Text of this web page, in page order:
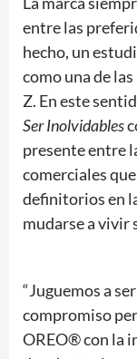
entre las
hecho, un
como una de
Z. En este
Ser Inolvidables
presente entre
comerciales
definitorios en
mudarse a vivir
“Juguemos a
compromiso
OREO® con la